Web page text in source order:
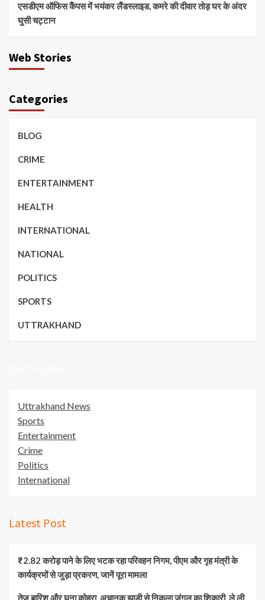
एसडीएम ऑफिस कैंपस में भयंकर लैंडस्लाइड, कमरे की दीवार तोड़ घर के अंदर
घुसी चट्टान
Web Stories
Categories
BLOG
CRIME
ENTERTAINMENT
HEALTH
INTERNATIONAL
NATIONAL
POLITICS
SPORTS
UTTRAKHAND
Uttrakhand News
Sports
Entertainment
Crime
Politics
International
Latest Post
₹2.82 करोड़ पाने के लिए भटक रहा परिवहन निगम, पीएम और गृह मंत्री के
कार्यक्रमों से जुड़ा प्रकरण, जानें पूरा मामला
तेज बारिश और घना कोहरा, अचानक झाड़ी से निकला जंगल का शिकारी, ले ली